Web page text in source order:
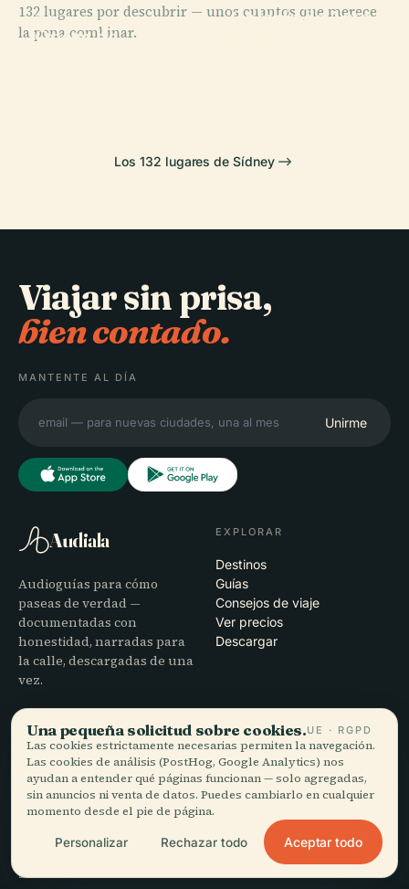
132 lugares por descubrir — unos cuantos que merece
la pena combinar.
PLACE
Ópera de
Galería de Arte
Los 132 lugares de Sídney
Viajar sin prisa,
bien contado.
MANTENTE AL DÍA
Unirme
Audiala
Audioguías para cómo
paseas de verdad —
documentadas con
honestidad, narradas para
la calle, descargadas de una
vez.
EXPLORAR
Destinos
Guías
Consejos de viaje
Ver precios
Descargar
EMPRESA
Nosotros
Proceso editorial
Misión
AYUDA
Soporte
Solución de problemas de la
app
Colabora con nosotros
LEGAL
Una pequeña solicitud sobre cookies.UE · RGPD
Las cookies estrictamente necesarias permiten la navegación.
Las cookies de análisis (PostHog, Google Analytics) nos
ayudan a entender qué páginas funcionan — solo agregadas,
sin anuncios ni venta de datos. Puedes cambiarlo en cualquier
momento desde el pie de página.
Personalizar Rechazar todo Aceptar todo